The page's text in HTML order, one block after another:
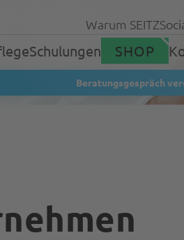
Warum SEITZ
Schulungen SHOP
Beratungsgespräch